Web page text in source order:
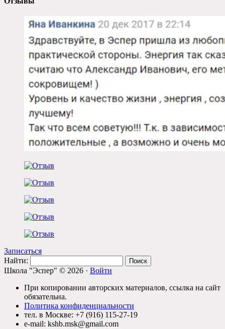
Записаться
Найти:
Школа "Эспер" © 2026 · Войти
При копировании авторских материалов, ссылка на сайт
обязательна.
Политика конфиденциальности
тел. в Москве: +7 (916) 115-27-19
e-mail: kshb.msk@gmail.com